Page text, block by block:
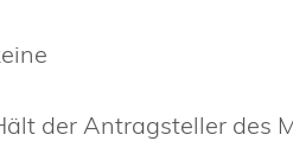
der Antragsteller des